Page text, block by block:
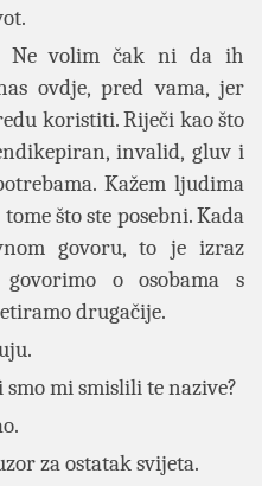
Ne volim čak ni da ih
ovdje, pred vama, jer
koristiti. Riječi kao što
invalid, gluv i
Kažem ljudima
što ste posebni. Kada
govoru, to je izraz
o osobama s
drugačije.
smo mi smislili te nazive?
za ostatak svijeta.